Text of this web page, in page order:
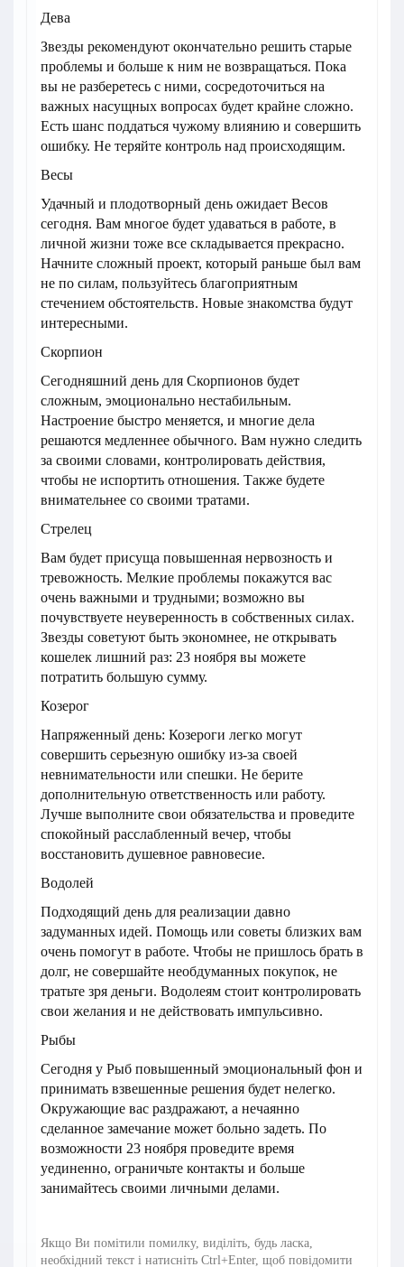
Дева
Звезды рекомендуют окончательно решить старые
проблемы и больше к ним не возвращаться. Пока
вы не разберетесь с ними, сосредоточиться на
важных насущных вопросах будет крайне сложно.
Есть шанс поддаться чужому влиянию и совершить
ошибку. Не теряйте контроль над происходящим.
Весы
Удачный и плодотворный день ожидает Весов
сегодня. Вам многое будет удаваться в работе, в
личной жизни тоже все складывается прекрасно.
Начните сложный проект, который раньше был вам
не по силам, пользуйтесь благоприятным
стечением обстоятельств. Новые знакомства будут
интересными.
Скорпион
Сегодняшний день для Скорпионов будет
сложным, эмоционально нестабильным.
Настроение быстро меняется, и многие дела
решаются медленнее обычного. Вам нужно следить
за своими словами, контролировать действия,
чтобы не испортить отношения. Также будете
внимательнее со своими тратами.
Стрелец
Вам будет присуща повышенная нервозность и
тревожность. Мелкие проблемы покажутся вас
очень важными и трудными; возможно вы
почувствуете неуверенность в собственных силах.
Звезды советуют быть экономнее, не открывать
кошелек лишний раз: 23 ноября вы можете
потратить большую сумму.
Козерог
Напряженный день: Козероги легко могут
совершить серьезную ошибку из-за своей
невнимательности или спешки. Не берите
дополнительную ответственность или работу.
Лучше выполните свои обязательства и проведите
спокойный расслабленный вечер, чтобы
восстановить душевное равновесие.
Водолей
Подходящий день для реализации давно
задуманных идей. Помощь или советы близких вам
очень помогут в работе. Чтобы не пришлось брать в
долг, не совершайте необдуманных покупок, не
тратьте зря деньги. Водолеям стоит контролировать
свои желания и не действовать импульсивно.
Рыбы
Сегодня у Рыб повышенный эмоциональный фон и
принимать взвешенные решения будет нелегко.
Окружающие вас раздражают, а нечаянно
сделанное замечание может больно задеть. По
возможности 23 ноября проведите время
уединенно, ограничьте контакты и больше
занимайтесь своими личными делами.
Якщо Ви помітили помилку, виділіть, будь ласка,
необхідний текст і натисніть Ctrl+Enter, щоб повідомити